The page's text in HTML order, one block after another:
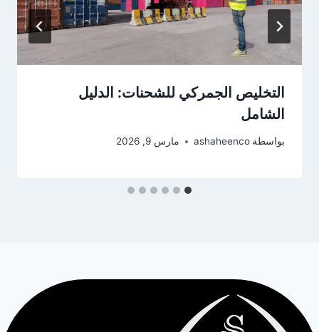
التخليص الجمركي للشحنات: الدليل
الشامل
بواسطة ashaheenco مارس 9, 2026